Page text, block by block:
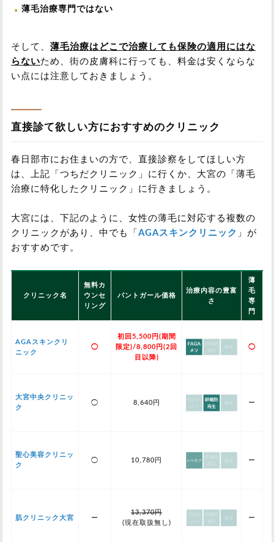
薄毛治療専門ではない
そして、 薄毛治療はどこで治療しても保険の適用にはな
らないため、街の皮膚科に行っても、料金は安くならな
い点には注意しておきましょう。
直接診て欲しい方におすすめのクリニック
春日部市にお住まいの方で、直接診察をしてほしい方
は、上記「つちだクリニック」に行くか、大宮の「薄毛
治療に特化したクリニック」に行きましょう。
大宮には、下記のように、女性の薄毛に対応する複数の
クリニックがあり、中でも「 AGAスキンクリニック 」が
おすすめです。
クリニック名
無料カ
ウンセ
リング
パントガール価格
治療内容の豊富
さ
薄
毛
専
門
AGAスキンクリ
ニック
◯
初回5,500円(期間
限定)/8,800円(2回
目以降)
◯
大宮中央クリニッ
ク
◯ 8,640円 ー
聖心美容クリニッ
ク
◯ 10,780円 ー
肌クリニック大宮 ー
13,370円
(現在取扱無し)
ー